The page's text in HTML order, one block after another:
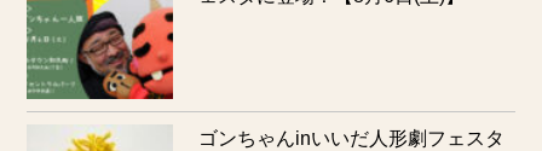
ゴンちゃんinいいだ人形劇フェスタ